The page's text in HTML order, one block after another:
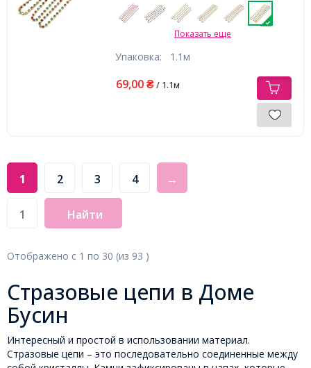
Показать еще
Упаковка: 1.1м
69,00 ₴/ 1.1м
1 2 3 4 →
Найти
Отображено с 1 по 30 (из 93 )
Стразовые цепи в Доме
Бусин
Интересный и простой в использовании материал.
Стразовые цепи – это последовательно соединенные между